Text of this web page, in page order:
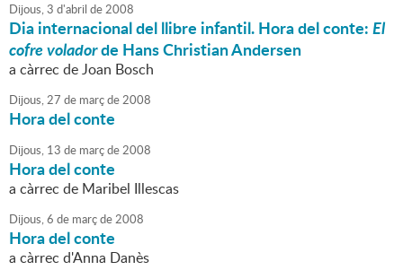
Dijous,3 d'abril de2008
Dia internacional del llibre infantil. Hora del conte:El
cofre voladorde Hans Christian Andersen
a càrrec de Joan Bosch
Dijous,27 de marçde2008
Hora del conte
Dijous, 13 de marçde2008
Hora del conte
a càrrec de Maribel Illescas
Dijous,6 de marçde2008
Hora del conte
a càrrec d'Anna Danès